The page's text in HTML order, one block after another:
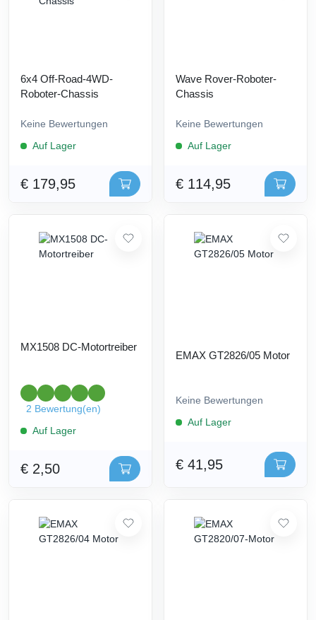
6x4 Off-Road-4WD-
Roboter-Chassis
Keine Bewertungen
Auf Lager
€ 179,95
Wave Rover-Roboter-
Chassis
Keine Bewertungen
Auf Lager
€ 114,95
MX1508 DC-Motortreiber
2 Bewertung(en)
Auf Lager
€ 2,50
EMAX GT2826/05 Motor
Keine Bewertungen
Auf Lager
€ 41,95